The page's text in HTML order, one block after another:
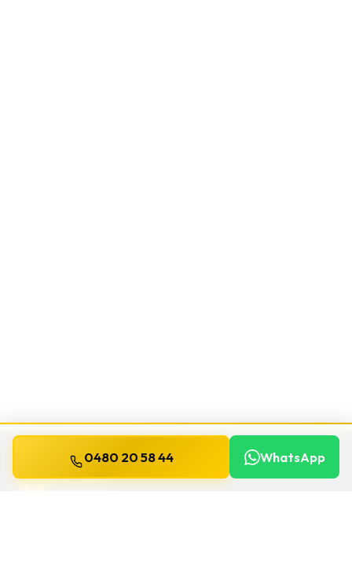
WILLEMS
0480 20 58 44 WhatsApp